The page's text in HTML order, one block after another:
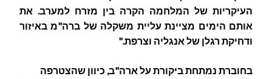
העיקריות של המלחמה הקרה בין מזרח למערב. את
אותם הימים מציינת עליית משקלה של ברה"מ באיזור
ודחיקת רגלן של אנגליה וצרפת."
בחוברת נמתחת ביקורת על ארה"ב, כיוון שהצטרפה